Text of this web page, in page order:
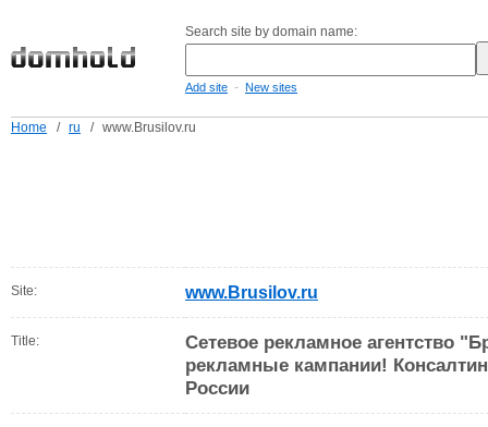
Search site by domain name:
Add site - New sites
Home / ru / www.Brusilov.ru
Site: www.Brusilov.ru
Title:
Cетевое рекламное агентство
рекламные кампании!
России